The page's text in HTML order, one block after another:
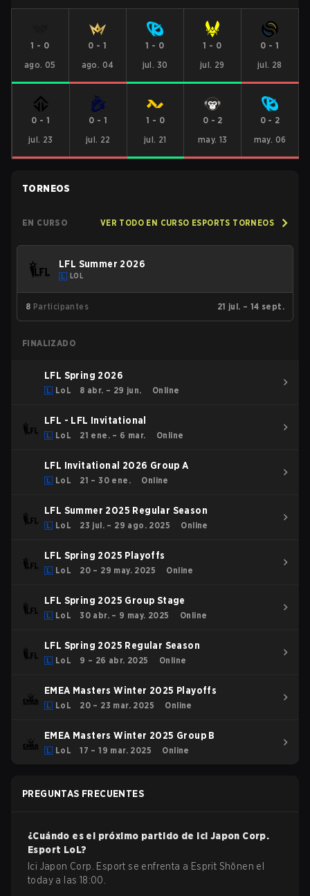
1 - 0
ago. 05
0 -1
ago. 04
1 - 0
jul. 30
1 - 0
jul. 29
0 -1
jul. 28
0 - 1
jul. 23
0 - 1
jul. 22
1 - 0
jul. 21
0 - 2
may. 13
0- 2
may. 06
TORNEOS
EN CURSO VER TODO EN CURSO ESPORTS TORNEOS
LFL Summer 2026
LOL
8 Participantes 21 jul. – 14 sept.
FINALIZADO
LFL Spring 2026
LoL 8 abr. – 29 jun. Online
LFL - LFL Invitational
LoL 21 ene. – 6 mar. Online
LFL Invitational 2026 Group A
LoL 21 – 30 ene. Online
LFL Summer 2025 Regular Season
LoL 23 jul. – 29 ago. 2025 Online
LFL Spring 2025 Playoffs
LoL 20 – 29 may. 2025 Online
LFL Spring 2025 Group Stage
LoL 30 abr. – 9 may. 2025 Online
LFL Spring 2025 Regular Season
LoL 9 – 26 abr. 2025 Online
EMEA Masters Winter 2025 Playoffs
LoL 20 – 23 mar. 2025 Online
EMEA Masters Winter 2025 Group B
LoL 17 – 19 mar. 2025 Online
PREGUNTAS FRECUENTES
¿Cuándo es el próximo partido de Ici Japon Corp.
Esport LoL?
Ici Japon Corp. Esport se enfrenta a Esprit Shōnen el
today a las 18:00.